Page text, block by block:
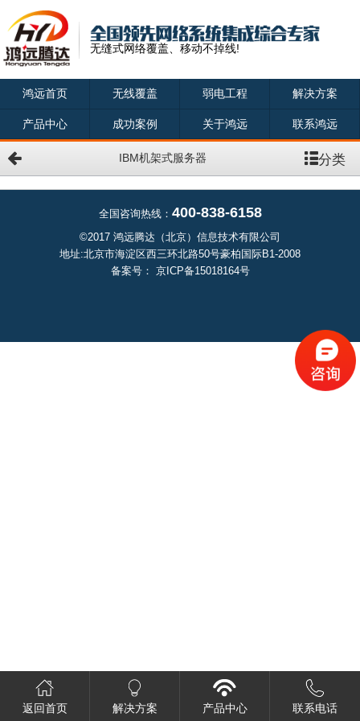
无缝式网络覆盖、移动不掉线!
鸿远首页 无线覆盖 弱电工程 解决方案
产品中心 成功案例 关于鸿远 联系鸿远
IBM机架式服务器 分类
全国咨询热线： 400-838-6158
©2017 鸿远腾达（北京）信息技术有限公司
地址:北京市海淀区西三环北路50号豪柏国际B1-2008
备案号： 京ICP备15018164号
返回首页 解决方案 产品中心 联系电话